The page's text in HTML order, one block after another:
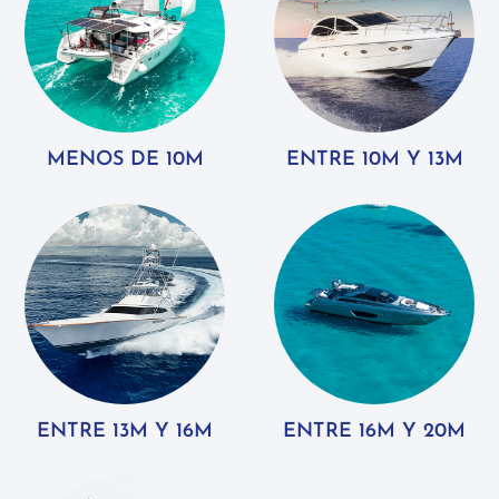
MENOS DE 10M ENTRE 10M Y 13M
ENTRE 13M Y 16M ENTRE 16M Y 20M